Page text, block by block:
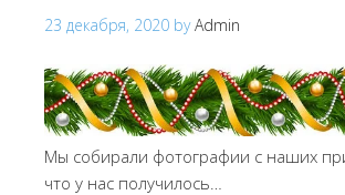
23 декабря, 2020 byAdmin
Мы собирали фотографии с наших
что у нас получилось…